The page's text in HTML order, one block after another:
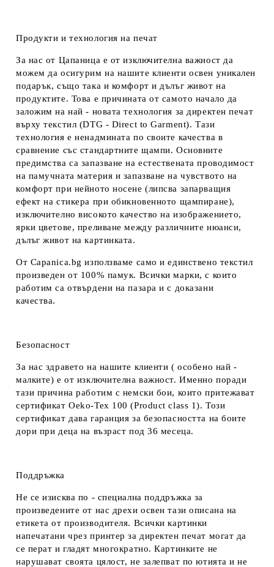
Продукти и технология на печат
За нас от Цапаница е от изключителна важност да
можем да осигурим на нашите клиенти освен уникален
подарък, също така и комфорт и дълъг живот на
продуктите. Това е причината от самото начало да
заложим на най - новата технология за директен печат
върху текстил (DTG - Direct to Garment). Тази
технология е ненадмината по своите качества в
сравнение със стандартните щампи. Основните
предимства са запазване на естествената проводимост
на памучната материя и запазване на чувството на
комфорт при нейното носене (липсва запарващия
ефект на стикера при обикновенното щампиране),
изключително високото качество на изображението,
ярки цветове, преливане между различните нюанси,
дълъг живот на картинката.
От Capanica.bg използваме само и единствено текстил
произведен от 100% памук. Всички марки, с които
работим са отвърдени на пазара и с доказани
качества.
Безопасност
За нас здравето на нашите клиенти ( особено най -
малките) е от изключителна важност. Именно поради
тази причина работим с немски бои, които притежават
сертификат Oeko-Tex 100 (Product class 1). Този
сертификат дава гаранция за безопасността на боите
дори при деца на възраст под 36 месеца.
Поддръжка
Не се изисква по - специална поддръжка за
произведените от нас дрехи освен тази описана на
етикета от производителя. Всички картинки
напечатани чрез принтер за директен печат могат да
се перат и гладят многократно. Картинките не
нарушават своята цялост, не залепват по ютията и не